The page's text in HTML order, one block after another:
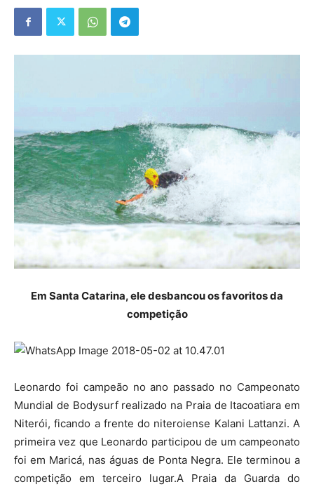
Em Santa Catarina, ele desbancou os favoritos da
competição
Leonardo foi campeão no ano passado no Campeonato
Mundial de Bodysurf realizado na Praia de Itacoatiara em
Niterói, ficando a frente do niteroiense Kalani Lattanzi. A
primeira vez que Leonardo participou de um campeonato
foi em Maricá, nas águas de Ponta Negra. Ele terminou a
competição em terceiro lugar.A Praia da Guarda do